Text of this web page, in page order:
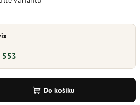
553
Do košíku